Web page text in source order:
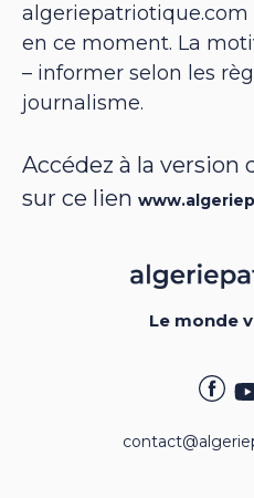
algeriepatriotique.com
en ce moment. La
– informer selon les
journalisme.
Accédez à la
sur ce lien
Le monde